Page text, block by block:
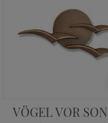
VÖGEL VOR